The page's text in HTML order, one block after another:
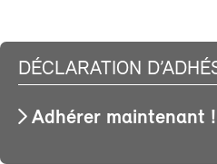
DÉCLARATION
Adhérer maintenant !